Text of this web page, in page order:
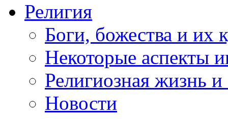
Религия
Боги, божества и их
Некоторые аспекты
Религиозная жизнь
Новости